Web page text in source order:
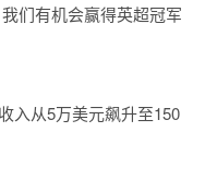
们有机会赢得英超冠军
入从5万美元飙升至150